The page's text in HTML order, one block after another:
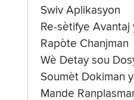
Swiv Aplikasyon
Re-sètifye Avantaj
Rapòte Chanjman
Wè Detay sou
Soumèt Dokiman
Mande